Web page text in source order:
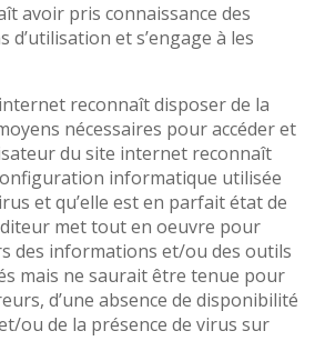
avoir pris connaissance des
et s’engage à les
reconnaît disposer de la
nécessaires pour accéder et
du site internet reconnaît
informatique utilisée
et qu’elle est en parfait état de
met tout en oeuvre pour
des informations et/ou des outils
mais ne saurait être tenue pour
d’une absence de disponibilité
ou de la présence de virus sur